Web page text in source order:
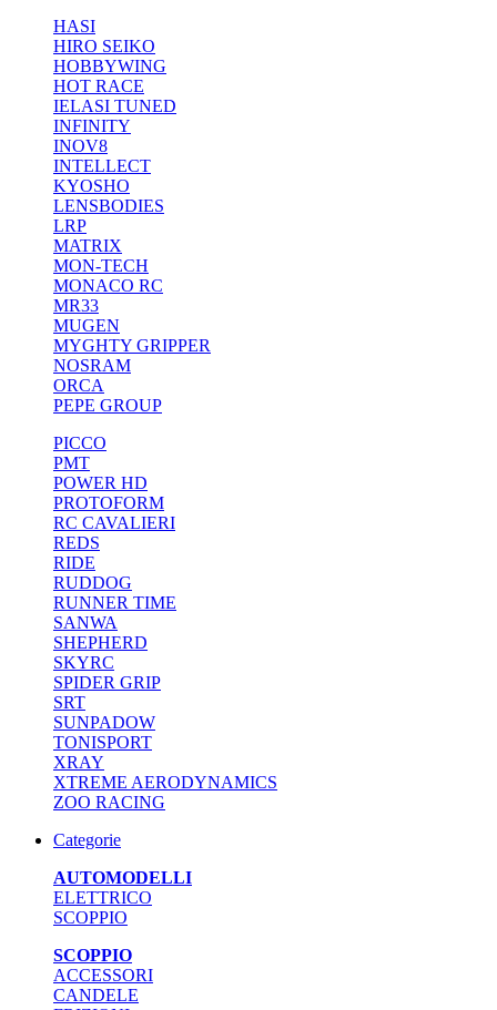
HASI
HIRO SEIKO
HOBBYWING
HOT RACE
IELASI TUNED
INFINITY
INOV8
INTELLECT
KYOSHO
LENSBODIES
LRP
MATRIX
MON-TECH
MONACO RC
MR33
MUGEN
MYGHTY GRIPPER
NOSRAM
ORCA
PEPE GROUP
PICCO
PMT
POWER HD
PROTOFORM
RC CAVALIERI
REDS
RIDE
RUDDOG
RUNNER TIME
SANWA
SHEPHERD
SKYRC
SPIDER GRIP
SRT
SUNPADOW
TONISPORT
XRAY
XTREME AERODYNAMICS
ZOO RACING
Categorie
AUTOMODELLI
ELETTRICO
SCOPPIO
SCOPPIO
ACCESSORI
CANDELE